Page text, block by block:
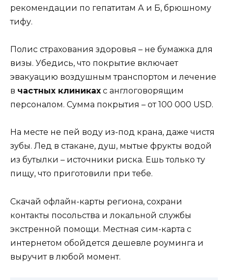
рекомендации по гепатитам А и Б, брюшному
тифу.
Полис страхования здоровья – не бумажка для
визы. Убедись, что покрытие включает
эвакуацию воздушным транспортом и лечение
в частных клиниках с англоговорящим
персоналом. Сумма покрытия – от 100 000 USD.
На месте не пей воду из-под крана, даже чистя
зубы. Лед в стакане, душ, мытые фрукты водой
из бутылки – источники риска. Ешь только ту
пищу, что приготовили при тебе.
Скачай офлайн-карты региона, сохрани
контакты посольства и локальной службы
экстренной помощи. Местная сим-карта с
интернетом обойдется дешевле роуминга и
выручит в любой момент.